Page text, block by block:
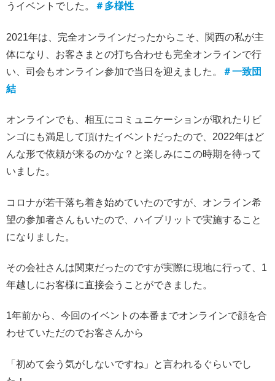
うイベントでした。
＃多様性
2021年は、完全オンラインだったからこそ、関西の私が主
体になり、お客さまとの打ち合わせも完全オンラインで行
い、司会もオンライン参加で当日を迎えました。
＃一致団
結
オンラインでも、相互にコミュニケーションが取れたりビ
ンゴにも満足して頂けたイベントだったので、2022年はど
んな形で依頼が来るのかな？と楽しみにこの時期を待って
いました。
コロナが若干落ち着き始めていたのですが、オンライン希
望の参加者さんもいたので、ハイブリットで実施すること
になりました。
その会社さんは関東だったのですが実際に現地に行って、1
年越しにお客様に直接会うことができました。
1年前から、今回のイベントの本番までオンラインで顔を合
わせていただのでお客さんから
「初めて会う気がしないですね」と言われるぐらいでし